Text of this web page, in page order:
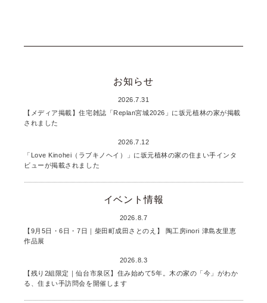
お知らせ
2026.7.31
【メディア掲載】住宅雑誌「Replan宮城2026」に坂元植林の家が掲載
されました
2026.7.12
「Love Kinohei（ラブキノヘイ）」に坂元植林の家の住まい手インタ
ビューが掲載されました
イベント情報
2026.8.7
【9月5日・6日・7日｜柴田町成田さとのえ】 陶工房inori 津島友里恵
作品展
2026.8.3
【残り2組限定｜仙台市泉区】住み始めて5年。木の家の「今」がわか
る、住まい手訪問会を開催します